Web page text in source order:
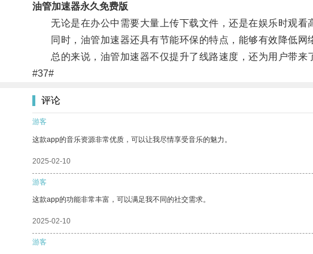
油管加速器永久免费版
无论是在办公中需要大量上传下载文件，还是在娱乐时观看
同时，油管加速器还具有节能环保的特点，能够有效降低网
总的来说，油管加速器不仅提升了线路速度，还为用户带来
#37#
评论
游客
这款app的音乐资源非常优质，可以让我尽情享受音乐的魅力。
2025-02-10
游客
这款app的功能非常丰富，可以满足我不同的社交需求。
2025-02-10
游客